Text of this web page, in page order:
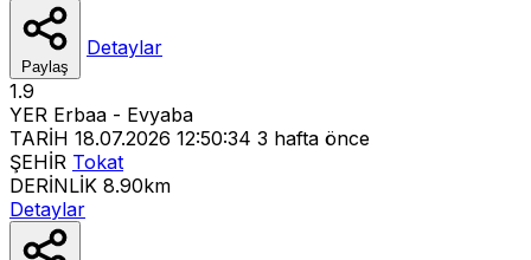
Paylaş
Detaylar
1.9
YER Erbaa - Evyaba
TARİH 18.07.2026 12:50:34 3 hafta önce
ŞEHİR Tokat
DERİNLİK 8.90km
Detaylar